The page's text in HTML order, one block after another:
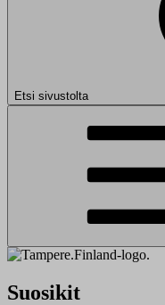
Etsi sivustolta
Suosikit